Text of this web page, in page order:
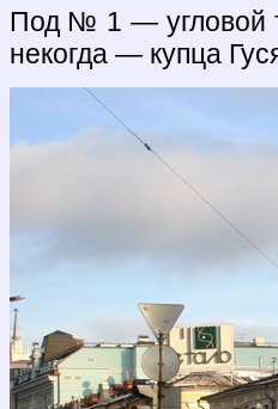
Под № 1 — угловой
некогда — купца